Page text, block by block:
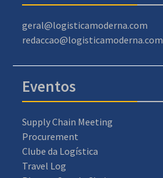
geral@logisticamoderna.com
redaccao@logisticamoderna.com
Eventos
Supply Chain Meeting
Procurement
Clube da Logística
Travel Log